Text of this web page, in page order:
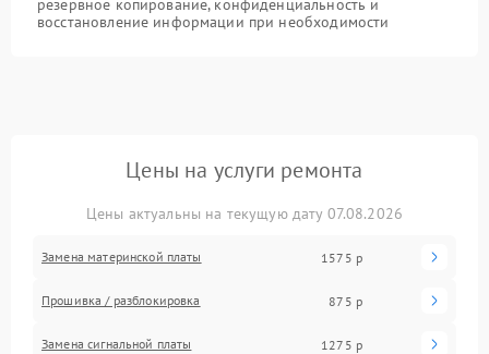
резервное копирование, конфиденциальность и
восстановление информации при необходимости
Цены на услуги ремонта
Цены актуальны на текущую дату 07.08.2026
Замена материнской платы 1575 р
Прошивка / разблокировка 875 р
Замена сигнальной платы 1275 р